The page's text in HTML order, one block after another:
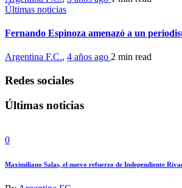
Últimas noticias
Fernando Espinoza amenazó a un
Argentina F.C., 4 años ago 2 min read
Redes sociales
Últimas noticias
0
Maximiliano Salas, el nuevo refuerzo de Independiente